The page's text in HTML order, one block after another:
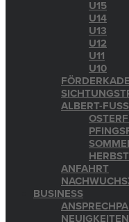
U15
U14
U13
U12
U11
U10
ALBERT-
ANFAHRT
BUSINESS
NEUIGKEITEN